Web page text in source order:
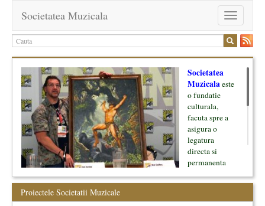
Toggle
navigation
Societatea Muzicala
Societatea
Muzicalaeste
o fundatie
culturala,
facuta spre a
asigura o
legatura
directa si
permanenta
oamenii ei, pe
Proiectele Societatii Muzicale